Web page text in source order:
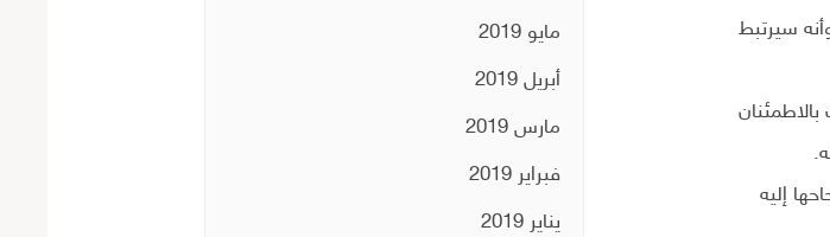
سيرتبط
إليه
مايو 2019
أبريل 2019
مارس 2019
فبراير 2019
يناير 2019